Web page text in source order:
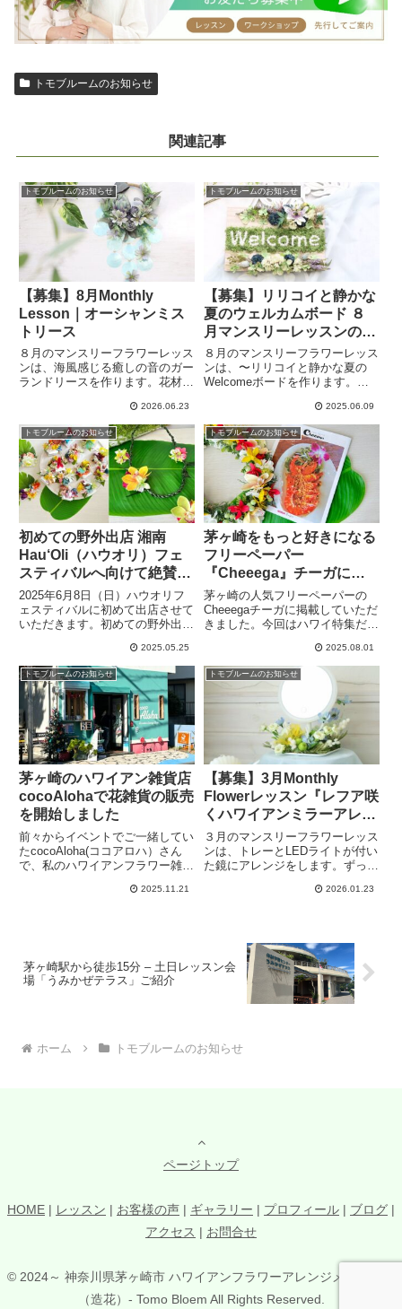
トモブルームのお知らせ
関連記事
トモブルームのお知らせ
【募集】8月Monthly
Lesson｜オーシャンミス
トリース
８月のマンスリーフラワーレッス
ンは、海風感じる癒しの音のガー
ランドリースを作ります。花材は
アーティチョークやミニダリアな
ど。葉っぱで作るリボンやローズ
も覚えられるレッスンです。爽や
かリース、一緒に作ってみません
か？
2026.06.23
トモブルームのお知らせ
【募集】リリコイと静かな
夏のウェルカムボード ８
月マンスリーレッスンのお
知らせ
８月のマンスリーフラワーレッス
ンは、〜リリコイと静かな夏の
Welcomeボードを作ります。リ
フルーツのこと。トケイソウ科の
植物なので花は時計草とそっく
り！文字もお花でアレンジするの
で抜群の達成感が味わえます。
2025.06.09
トモブルームのお知らせ
初めての野外出店 湘南
Hau‘Oli（ハウオリ）フェ
スティバルへ向けて絶賛準
備中
2025年6月8日（日）ハウオリフ
ェスティバルに初めて出店させて
いただきます。初めての野外出店
時間になるように、ワークショプ
は子供から大人まで楽しめるよう
な内容で準備中です。どんな準備
をしているのかよかったら見てく
ださいね。
2025.05.25
トモブルームのお知らせ
茅ヶ崎をもっと好きになる
フリーペーパー
『Cheeega』チーガに掲
載していただきました
茅ヶ崎の人気フリーペーパーの
Cheeegaチーガに掲載していただ
きました。今回はハワイ特集だそ
ですが、それまでの私の活動や人
とのつながりから、改めて活動を
続ける大切さを実感しました。今
後も新たな出会いが楽しみです。
2025.08.01
トモブルームのお知らせ
茅ヶ崎のハワイアン雑貨店
cocoAlohaで花雑貨の販売
を開始しました
前々からイベントでご一緒してい
たcocoAloha(ココアロハ）さん
で、私のハワイアンフラワー雑貨
たたかいお人柄のオーナーさんと
2025.11.21
トモブルームのお知らせ
【募集】3月Monthly
Flowerレッスン『レフア咲
くハワイアンミラーアレン
ジ』
３月のマンスリーフラワーレッス
ンは、トレーとLEDライトが付い
た鏡にアレンジをします。ずっと
フア)を主役にして、春の遊び心
2026.01.23
茅ヶ崎駅から徒歩15分 – 土日レッスン会
場「うみかぜテラス」ご紹介
ホーム トモブルームのお知らせ
ページトップ
HOME | レッスン | お客様の声 | ギャラリー | プロフィール | ブログ |
アクセス | お問合せ
© 2024～ 神奈川県茅ヶ崎市 ハワイアンフラワーアレンジメント教室
（造花）- Tomo Bloem All Rights Reserved.